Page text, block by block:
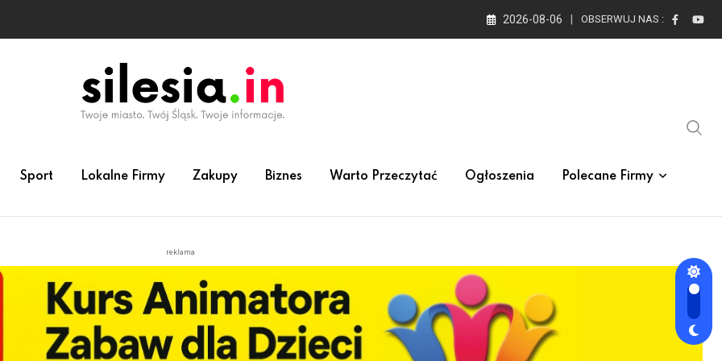
2026-08-06 OBSERWUJ NAS :
Sport Lokalne Firmy Zakupy Biznes Warto Przeczytać Ogłoszenia Polecane Firmy
reklama